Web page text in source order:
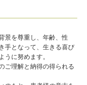
景を尊重し、年齢、性
手となって、生きる喜び
うに努めます。
ご理解と納得の得られる